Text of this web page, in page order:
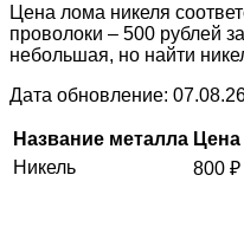
Цена лома никеля
проволоки – 500 рублей
небольшая, но найти
Дата обновление:
Название металла Цена
Никель
800 ₽